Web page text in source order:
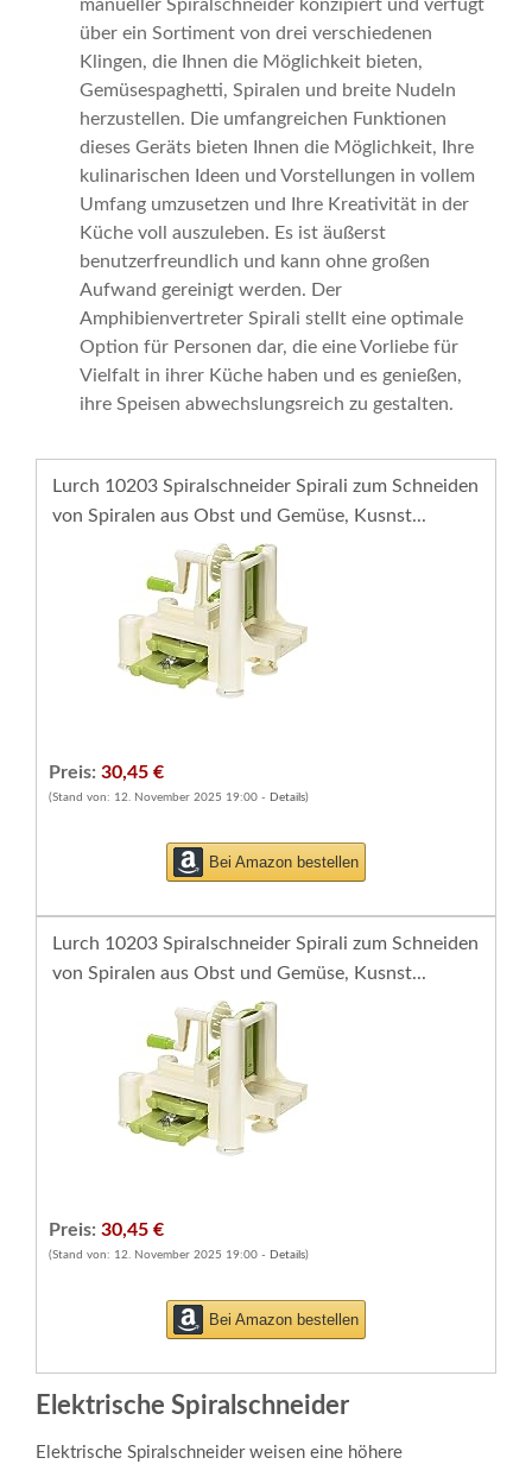
manueller Spiralschneider konzipiert und verfügt
über ein Sortiment von drei verschiedenen
Klingen, die Ihnen die Möglichkeit bieten,
Gemüsespaghetti, Spiralen und breite Nudeln
herzustellen. Die umfangreichen Funktionen
dieses Geräts bieten Ihnen die Möglichkeit, Ihre
kulinarischen Ideen und Vorstellungen in vollem
Umfang umzusetzen und Ihre Kreativität in der
Küche voll auszuleben. Es ist äußerst
benutzerfreundlich und kann ohne großen
Aufwand gereinigt werden. Der
Amphibienvertreter Spirali stellt eine optimale
Option für Personen dar, die eine Vorliebe für
Vielfalt in ihrer Küche haben und es genießen,
ihre Speisen abwechslungsreich zu gestalten.
Lurch 10203 Spiralschneider Spirali zum Schneiden
von Spiralen aus Obst und Gemüse, Kusnst...
Preis: 30,45 €
(Stand von: 12. November 2025 19:00 - Details)
Bei Amazon bestellen
Lurch 10203 Spiralschneider Spirali zum Schneiden
von Spiralen aus Obst und Gemüse, Kusnst...
Preis: 30,45 €
(Stand von: 12. November 2025 19:00 - Details)
Bei Amazon bestellen
Elektrische Spiralschneider
Elektrische Spiralschneider weisen eine höhere